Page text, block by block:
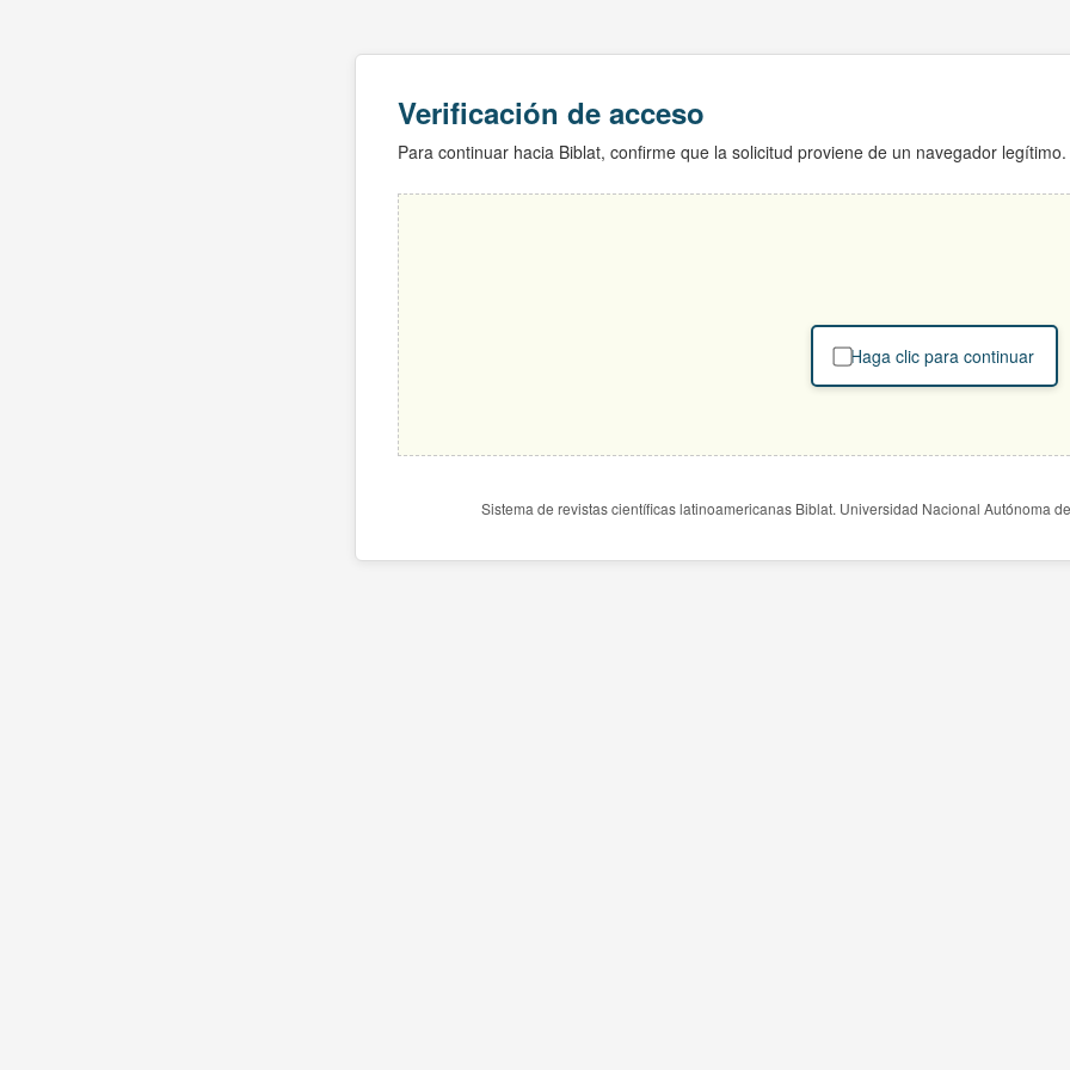
Verificación de acceso
Para continuar hacia Biblat, confirme que la solicitud proviene de un navegador legítimo.
Haga clic para continuar
Sistema de revistas científicas latinoamericanas Biblat. Universidad Nacional Autónoma